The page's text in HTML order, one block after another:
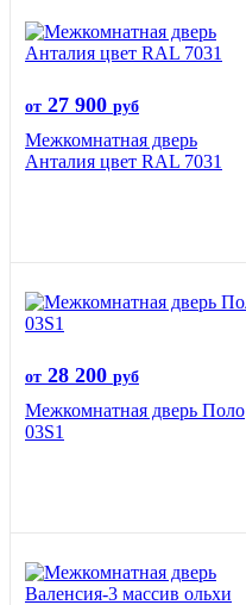
от 27 900 руб
Межкомнатная дверь
Анталия цвет RAL 7031
от 28 200 руб
Межкомнатная дверь Поло
03S1